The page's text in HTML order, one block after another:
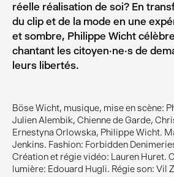
Böse Wicht, musique, mise en scène:
Julien Alembik, Chienne de Garde,
Ernestyna Orlowska, Philippe Wicht.
Jenkins. Fashion: Forbidden
Création et régie vidéo: Lauren Huret.
lumière: Edouard Hugli. Régie son: Vil
réelle réalisation de soi? En
du clip et de la mode en une
et sombre, Philippe Wicht
chantant les citoyen·ne·s de
leurs libertés.